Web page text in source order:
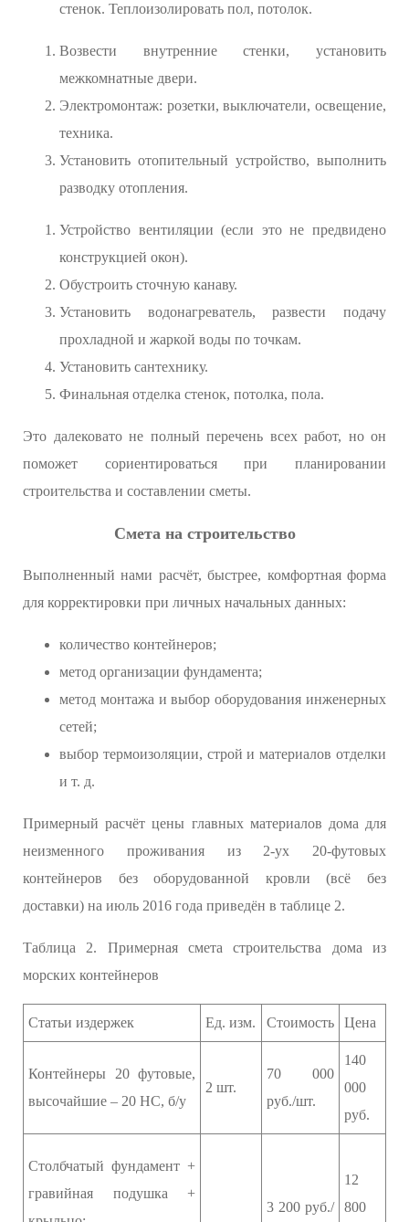
стенок. Теплоизолировать пол, потолок.
Возвести внутренние стенки, установить
межкомнатные двери.
Электромонтаж: розетки, выключатели, освещение,
техника.
Установить отопительный устройство, выполнить
разводку отопления.
Устройство вентиляции (если это не предвидено
конструкцией окон).
Обустроить сточную канаву.
Установить водонагреватель, развести подачу
прохладной и жаркой воды по точкам.
Установить сантехнику.
Финальная отделка стенок, потолка, пола.
Это далековато не полный перечень всех работ, но он
поможет сориентироваться при планировании
строительства и составлении сметы.
Смета на строительство
Выполненный нами расчёт, быстрее, комфортная форма
для корректировки при личных начальных данных:
количество контейнеров;
метод организации фундамента;
метод монтажа и выбор оборудования инженерных
сетей;
выбор термоизоляции, строй и материалов отделки
и т. д.
Примерный расчёт цены главных материалов дома для
неизменного проживания из 2-ух 20-футовых
контейнеров без оборудованной кровли (всё без
доставки) на июль 2016 года приведён в таблице 2.
Таблица 2. Примерная смета строительства дома из
морских контейнеров
Статьи издержек Ед. изм. Стоимость Цена
Контейнеры 20 футовые,
высочайшие – 20 HC, б/у
2 шт.
70 000
руб./шт.
140
000
руб.
Столбчатый фундамент +
гравийная подушка +
3 200 руб./
12
800